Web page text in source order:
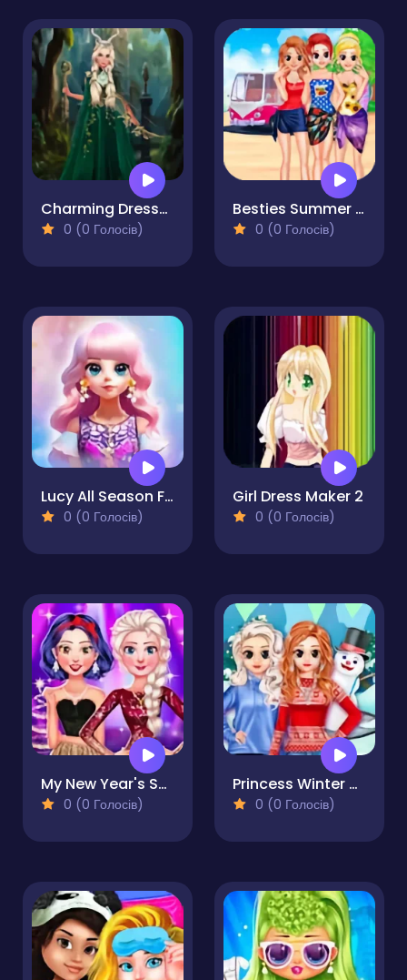
Charming Dress-up and Makeup
0 (0 Голосів)
Besties Summer Vacation
0 (0 Голосів)
Lucy All Season Fashionista
0 (0 Голосів)
Girl Dress Maker 2
0 (0 Голосів)
My New Year's Sparkling Outfits
0 (0 Голосів)
Princess Winter Style
0 (0 Голосів)